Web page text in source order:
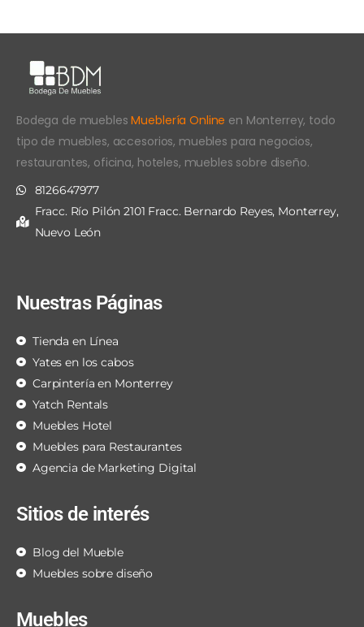
Bodega de mueblesMueblería Online en Monterrey, todo
tipo de muebles, accesorios, muebles para negocios,
restaurantes, oficina, hoteles, muebles sobre diseño.
8126647977
Fracc. Río Pilón 2101 Fracc. Bernardo Reyes, Monterrey,
Nuevo León
Nuestras Páginas
Tienda en Línea
Yates en los cabos
Carpintería en Monterrey
Yatch Rentals
Muebles Hotel
Muebles para Restaurantes
Agencia de Marketing Digital
Sitios de interés
Blog del Mueble
Muebles sobre diseño
Muebles